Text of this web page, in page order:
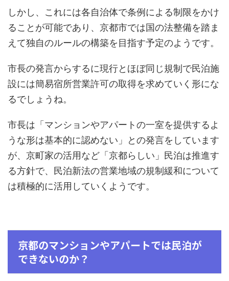
しかし、これには各自治体で条例による制限をかけ
ることが可能であり、京都市では国の法整備を踏ま
えて独自のルールの構築を目指す予定のようです。
市長の発言からするに現行とほぼ同じ規制で民泊施
設には簡易宿所営業許可の取得を求めていく形にな
るでしょうね。
市長は「マンションやアパートの一室を提供するよ
うな形は基本的に認めない」との発言をしています
が、京町家の活用など「京都らしい」民泊は推進す
る方針で、民泊新法の営業地域の規制緩和について
は積極的に活用していくようです。
京都のマンションやアパートでは民泊が
できないのか？